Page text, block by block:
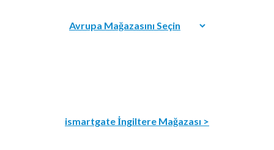
ismartgate İngiltere Mağazası >